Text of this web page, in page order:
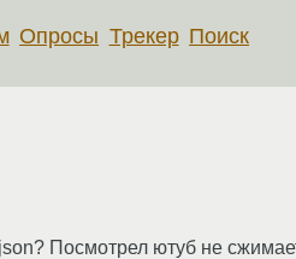
Опросы Трекер Поиск
Посмотрел ютуб не